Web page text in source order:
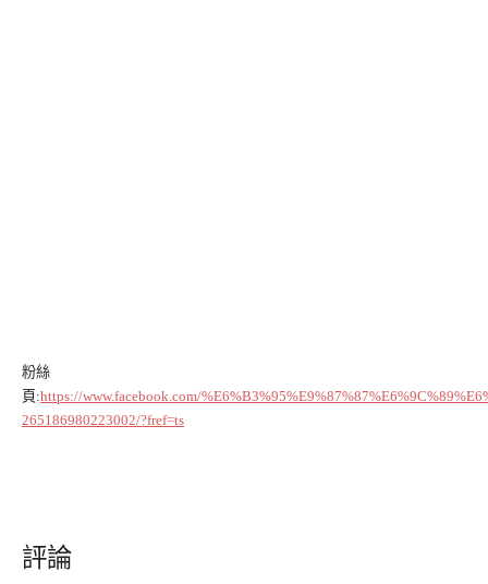
粉絲
頁:https://www.facebook.com/
265186980223002/?fref=ts
評論